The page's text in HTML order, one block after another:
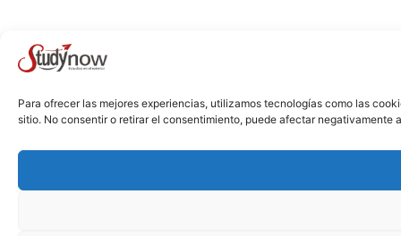
Para ofrecer las mejores experiencias, utilizamos tecnologías como las
sitio. No consentir o retirar el consentimiento, puede afectar negativamente